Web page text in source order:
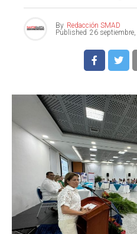
By Redacción SMAD
Published 26